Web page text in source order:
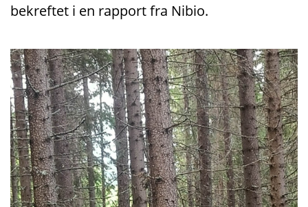
bekreftet i en rapport fra Nibio.